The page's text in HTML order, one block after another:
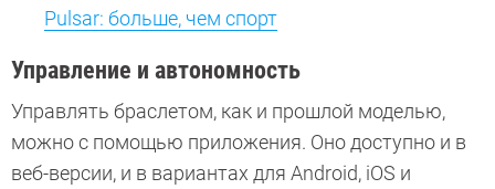
Pulsar: больше, чем спорт
Управление и автономность
Управлять браслетом, как и прошлой моделью,
можно с помощью приложения. Оно доступно и в
веб-версии, и в вариантах для Android, iOS и